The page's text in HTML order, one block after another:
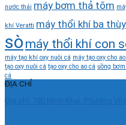
nước thải máy bơm thả tõm
khí Veratti máy thổi khí ba thùy
sò máy thổi khí con
máy tạo khí oxy nuôi cá máy tạo oxy cho
tạo oxy nuôi cá tạo oxy cho ao cá uồng
cá
ĐỊA CHỈ